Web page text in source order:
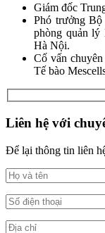
Giám đốc
Phó trưởng
phòng quản
Hà Nội.
Cố vấn
Tế bào
Liên hệ với
Để lại thông tin liên